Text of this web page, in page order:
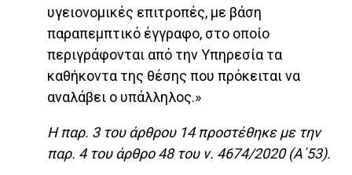
υγειονομικές επιτροπές, με βάση
παραπεμπτικό έγγραφο, στο οποίο
περιγράφονται από την Υπηρεσία τα
καθήκοντα της θέσης που πρόκειται να
αναλάβει ο υπάλληλος.»
Η παρ. 3 του άρθρου 14 προστέθηκε με την
παρ. 4 του άρθρο 48 του ν. 4674/2020 (Α΄53).